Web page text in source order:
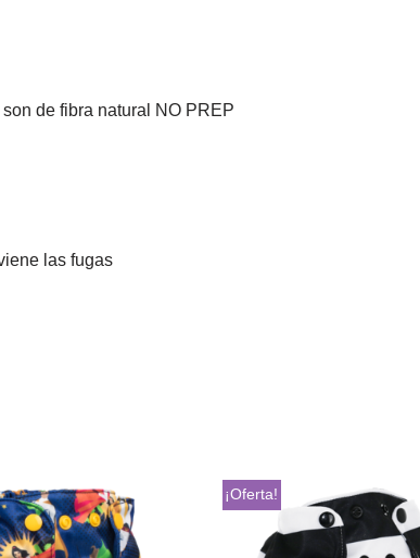
de fibra natural NO PREP
las fugas
¡Oferta!